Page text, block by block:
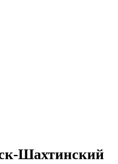
Шахтинский